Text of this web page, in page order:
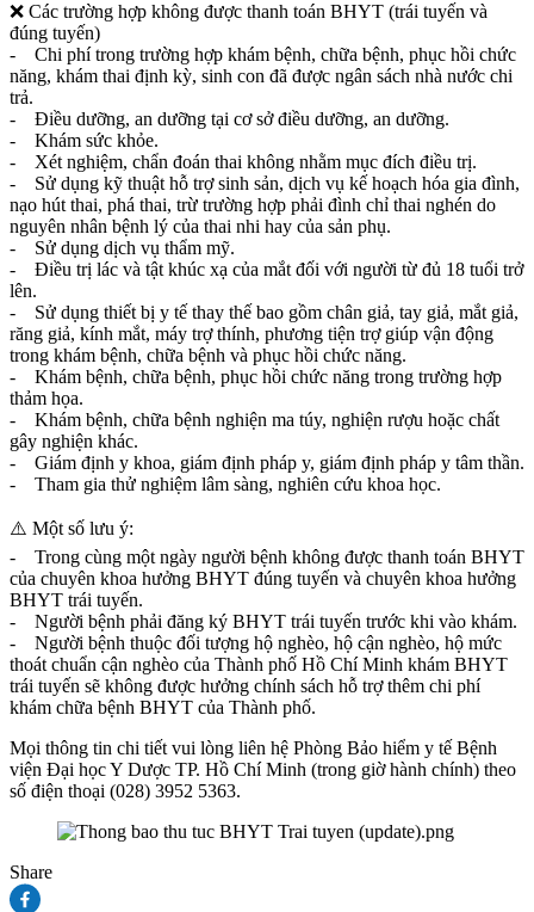
❌ Các trường hợp không được thanh toán BHYT (trái tuyến và
đúng tuyến)
- Chi phí trong trường hợp khám bệnh, chữa bệnh, phục hồi chức
năng, khám thai định kỳ, sinh con đã được ngân sách nhà nước chi
trả.
- Điều dưỡng, an dưỡng tại cơ sở điều dưỡng, an dưỡng.
- Khám sức khỏe.
- Xét nghiệm, chẩn đoán thai không nhằm mục đích điều trị.
- Sử dụng kỹ thuật hỗ trợ sinh sản, dịch vụ kế hoạch hóa gia đình,
nạo hút thai, phá thai, trừ trường hợp phải đình chỉ thai nghén do
nguyên nhân bệnh lý của thai nhi hay của sản phụ.
- Sử dụng dịch vụ thẩm mỹ.
- Điều trị lác và tật khúc xạ của mắt đối với người từ đủ 18 tuổi trở
lên.
- Sử dụng thiết bị y tế thay thế bao gồm chân giả, tay giả, mắt giả,
răng giả, kính mắt, máy trợ thính, phương tiện trợ giúp vận động
trong khám bệnh, chữa bệnh và phục hồi chức năng.
- Khám bệnh, chữa bệnh, phục hồi chức năng trong trường hợp
thảm họa.
- Khám bệnh, chữa bệnh nghiện ma túy, nghiện rượu hoặc chất
gây nghiện khác.
- Giám định y khoa, giám định pháp y, giám định pháp y tâm thần.
- Tham gia thử nghiệm lâm sàng, nghiên cứu khoa học.
⚠️ Một số lưu ý:
- Trong cùng một ngày người bệnh không được thanh toán BHYT
của chuyên khoa hưởng BHYT đúng tuyến và chuyên khoa hưởng
BHYT trái tuyến.
- Người bệnh phải đăng ký BHYT trái tuyến trước khi vào khám.
- Người bệnh thuộc đối tượng hộ nghèo, hộ cận nghèo, hộ mức
thoát chuẩn cận nghèo của Thành phố Hồ Chí Minh khám BHYT
trái tuyến sẽ không được hưởng chính sách hỗ trợ thêm chi phí
khám chữa bệnh BHYT của Thành phố.
Mọi thông tin chi tiết vui lòng liên hệ Phòng Bảo hiểm y tế Bệnh
viện Đại học Y Dược TP. Hồ Chí Minh (trong giờ hành chính) theo
số điện thoại (028) 3952 5363.
Share